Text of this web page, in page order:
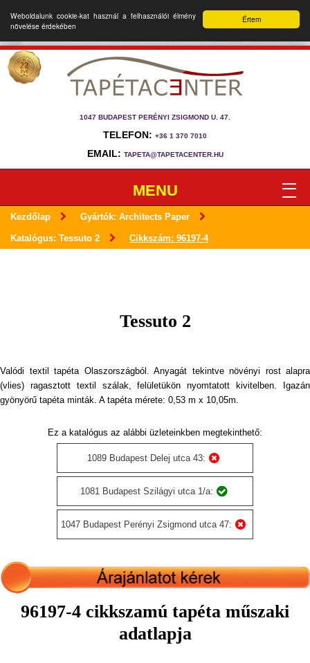
Értem
Weboldalunk cookie-kat használ a felhasználói élmény
növelése érdekében
1047 BUDAPEST PERÉNYI ZSIGMOND U. 47.
TELEFON: +36 1 370 7010
EMAIL: TAPETA@TAPETACENTER.HU
MENU
Kezdőlap Gyártók: Architects Paper
Katalógus: Tessuto 2 Cikkszám: 96197-4
Tessuto 2
Valódi textil tapéta Olaszországból. Anyagát tekintve növényi rost alapra
(vlies) ragasztott textil szálak, felületükön nyomtatott kivitelben. Igazán
gyönyörű tapéta minták. A tapéta mérete: 0,53 m x 10,05m.
Ez a katalógus az alábbi üzleteinkben megtekinthető:
1089 Budapest Delej utca 43:
1081 Budapest Szilágyi utca 1/a:
1047 Budapest Perényi Zsigmond utca 47:
96197-4 cikkszamú tapéta műszaki
adatlapja